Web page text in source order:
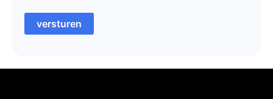
versturen